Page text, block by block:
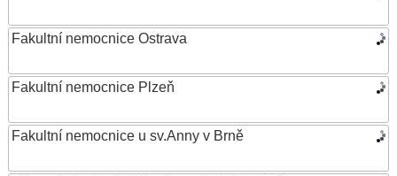
Fakultní nemocnice Ostrava
Fakultní nemocnice Plzeň
Fakultní nemocnice u sv.Anny v Brně